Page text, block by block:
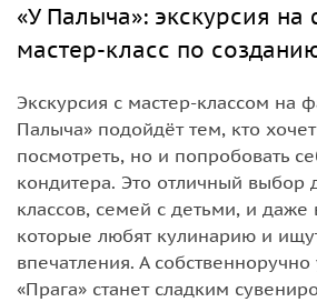
«У Палыча»: экскурсия на
мастер-класс по
Экскурсия с мастер-классом на
Палыча» подойдёт тем, кто
посмотреть, но и попробовать
кондитера. Это отличный выбор
классов, семей с детьми, и даже
которые любят кулинарию и
впечатления. А
«Прага» станет сладким